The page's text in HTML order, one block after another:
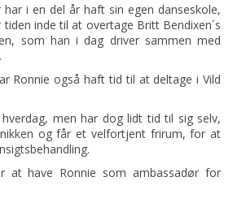
har i en del år haft sin egen danseskole,
inde til at overtage Britt Bendixen´s
som han i dag driver sammen med
Ronnie også haft tid til at deltage i Vild
men har dog lidt tid til sig selv,
og får et velfortjent frirum, for at
at have Ronnie som ambassadør for